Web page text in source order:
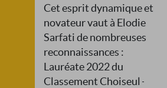
Cet esprit dynamique et
novateur vaut à Elodie
Sarfati de nombreuses
reconnaissances :
Lauréate 2022 du
Classement Choiseul